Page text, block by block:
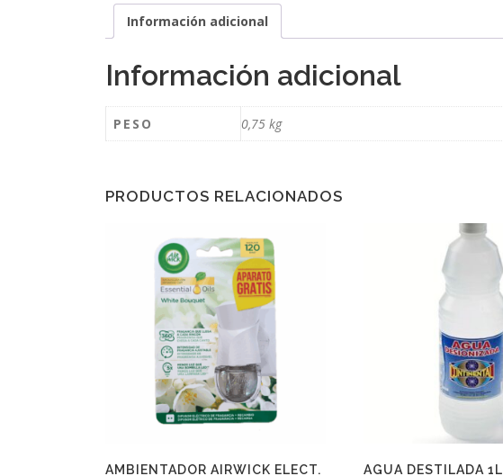
Información adicional
Información adicional
PESO 0,75 kg
PRODUCTOS RELACIONADOS
AMBIENTADOR AIRWICK ELECT.
AGUA DESTILADA 1L